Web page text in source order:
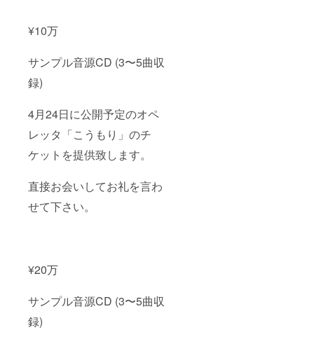
¥10万
サンプル音源CD (3〜5曲収
録)
4月24日に公開予定のオペ
レッタ「こうもり」のチ
ケットを提供致します。
直接お会いしてお礼を言わ
せて下さい。
¥20万
サンプル音源CD (3〜5曲収
録)